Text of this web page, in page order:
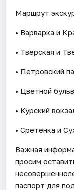
Маршрут
• Варварка и
• Тверская и
• Петровский
• Цветной
• Курский
• Сретенка и
Важная
просим
паспорт для